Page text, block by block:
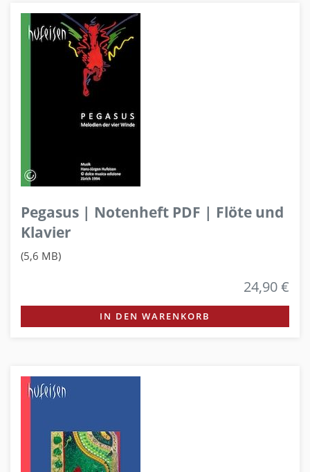
Pegasus | Notenheft PDF | Flöte und
Klavier
(5,6 MB)
24,90 €
IN DEN WARENKORB